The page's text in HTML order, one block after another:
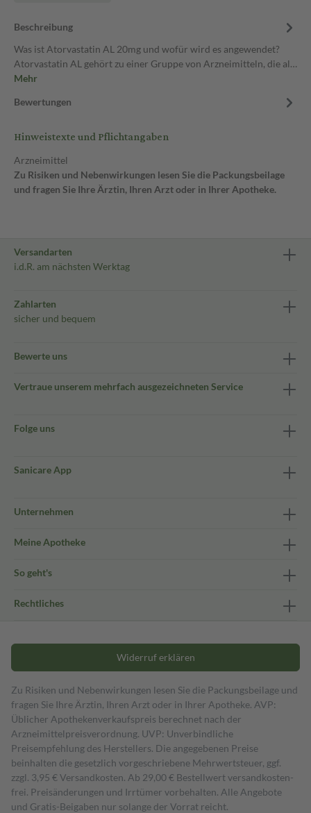
Beschreibung
Was ist Atorvastatin AL 20mg und wofür wird es angewendet?
Atorvastatin AL gehört zu einer Gruppe von Arzneimitteln, die al…
Mehr
Bewertungen
Hinweistexte und Pflichtangaben
Arzneimittel
Zu Risiken und Nebenwirkungen lesen Sie die Packungsbeilage
und fragen Sie Ihre Ärztin, Ihren Arzt oder in Ihrer Apotheke.
Versandarten
i.d.R. am nächsten Werktag
Zahlarten
sicher und bequem
Bewerte uns
Vertraue unserem mehrfach ausgezeichneten Service
Folge uns
Sanicare App
Unternehmen
Meine Apotheke
So geht's
Rechtliches
Widerruf erklären
Zu Risiken und Nebenwirkungen lesen Sie die Packungsbeilage und
fragen Sie Ihre Ärztin, Ihren Arzt oder in Ihrer Apotheke. AVP:
Üblicher Apothekenverkaufspreis berechnet nach der
Arzneimittelpreisverordnung. UVP: Unverbindliche
Preisempfehlung des Herstellers. Die angegebenen Preise
beinhalten die gesetzlich vorgeschriebene Mehrwertsteuer, ggf.
zzgl. 3,95 € Versandkosten. Ab 29,00 € Bestell­wert versand­kosten­
frei. Preisänderungen und Irrtümer vorbehalten. Alle Angebote
und Gratis-Beigaben nur solange der Vorrat reicht.